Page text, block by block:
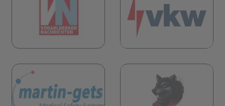
in neuem Tab)
(öffnet in neuem Tab)